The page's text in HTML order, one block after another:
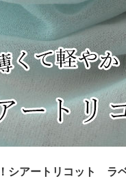
シアートリコット ラ